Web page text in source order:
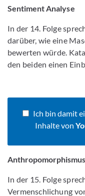
Sentiment Analyse
In der 14. Folge
darüber, wie eine
bewerten würde.
den beiden einen
Ich bin damit
Inhalte von
Anthropomorphismus
In der 15. Folge
Vermenschlichung